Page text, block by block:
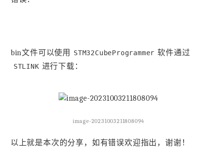
bin文件可以使用 STM32CubeProgrammer 软件通过
STLINK 进行下载：
image-20231003211808094
以上就是本次的分享，如有错误欢迎指出，谢谢！